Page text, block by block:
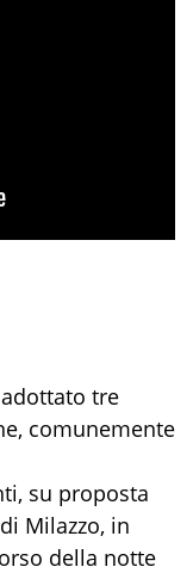
tre
comunemente
su proposta
Milazzo, in
della notte